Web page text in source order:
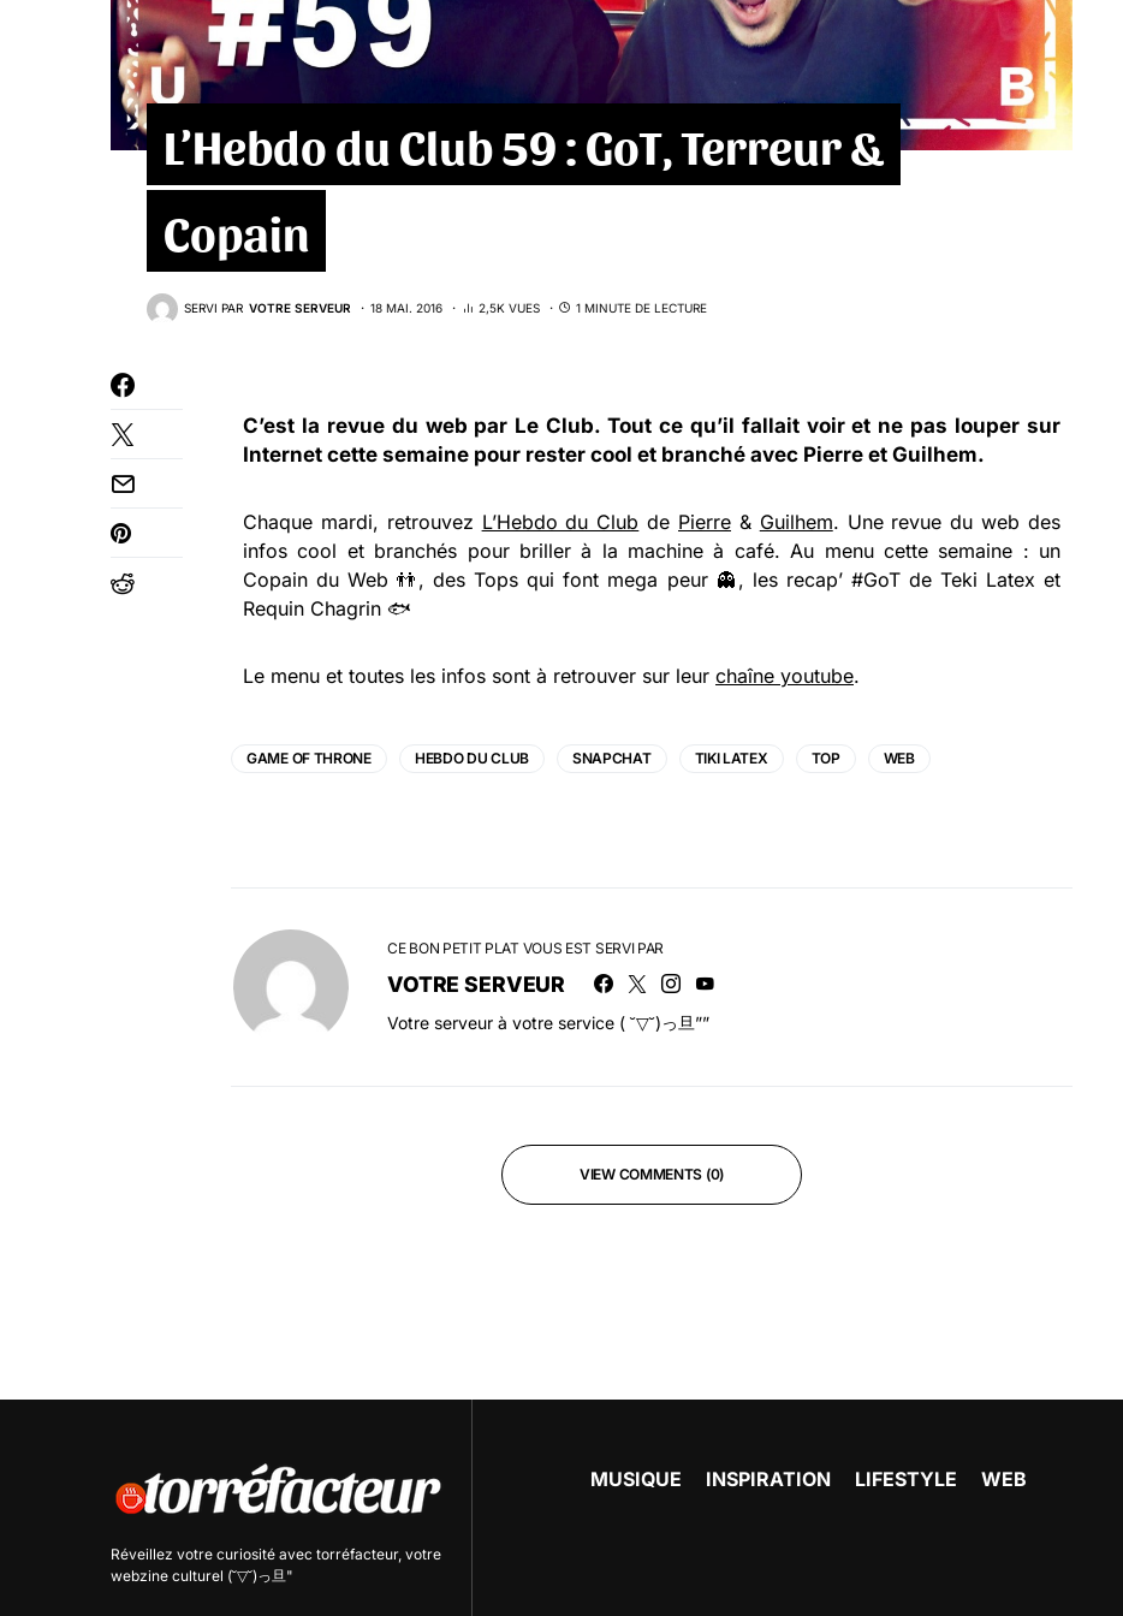
L’Hebdo du Club 59 : GoT, Terreur &
Copain
SERVI PAR VOTRE SERVEUR 18 MAI. 2016 2,5K VUES 1 MINUTE DE LECTURE
C’est la revue du web par Le Club. Tout ce qu’il fallait voir et ne pas louper sur
Internet cette semaine pour rester cool et branché avec Pierre et Guilhem.
Chaque mardi, retrouvez L’Hebdo du Club de Pierre & Guilhem. Une revue du web des
infos cool et branchés pour briller à la machine à café. Au menu cette semaine : un
Copain du Web 👬, des Tops qui font mega peur 👻, les recap’ #‎GoT de Teki Latex et
Requin Chagrin 🐟
Le menu et toutes les infos sont à retrouver sur leur chaîne youtube.
GAME OF THRONE HEBDO DU CLUB SNAPCHAT TIKI LATEX TOP WEB
CE BON PETIT PLAT VOUS EST SERVI PAR
VOTRE SERVEUR
Votre serveur à votre service ( ˘▽˘)っ旦””
VIEW COMMENTS (0)
Réveillez votre curiosité avec torréfacteur, votre
webzine culturel (˘▽˘)っ旦"
MUSIQUE INSPIRATION LIFESTYLE WEB